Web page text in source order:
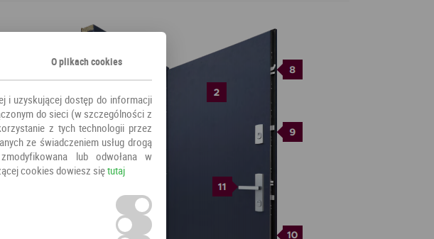
O plikach cookies
i uzyskującej dostęp do informacji
do sieci (w szczególności z
z tych technologii przez
ze świadczeniem usług drogą
lub odwołana w
cookies dowiesz siętutaj